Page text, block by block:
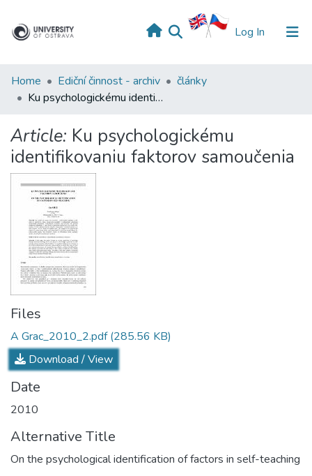
Log In (current)
Home Ediční činnost - archiv
články
Ku psychologickému identifikovaniu faktorov samoučenia
Article: Ku psychologickému
identifikovaniu faktorov samoučenia
Files
A Grac_2010_2.pdf(285.56 KB)
Download / View
Date
2010
Alternative Title
On the psychological identification of factors in self-teaching